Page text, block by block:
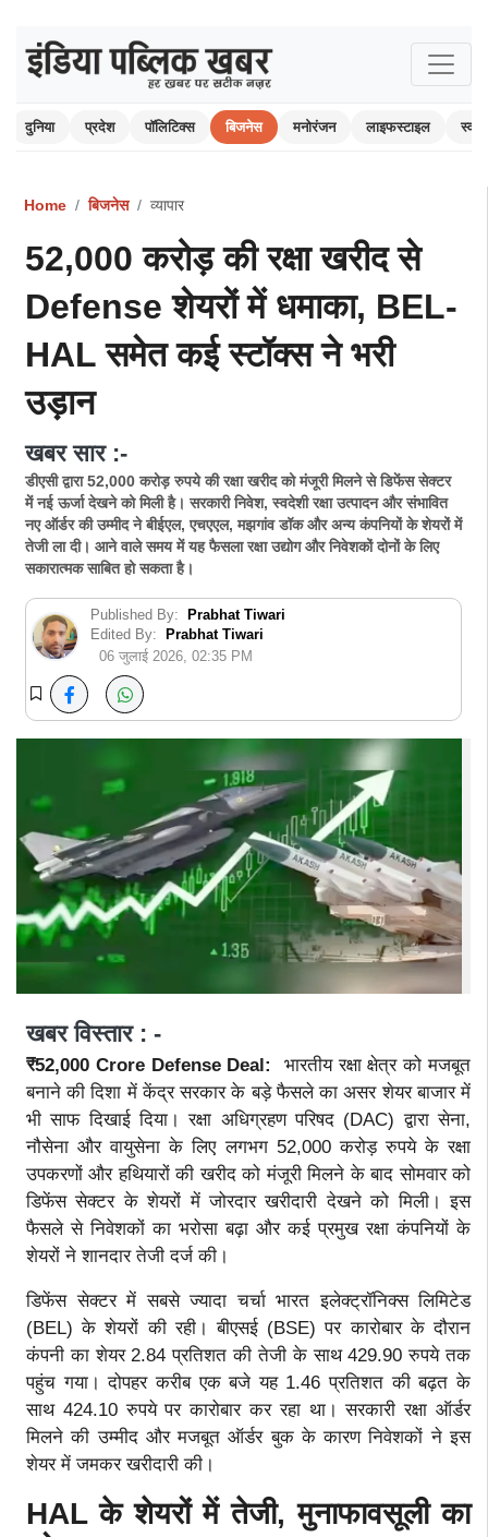
दुनिया प्रदेश पॉलिटिक्स बिजनेस मनोरंजन लाइफस्टाइल
Home बिजनेस व्यापार
52,000 करोड़ की रक्षा खरीद से
Defense शेयरों में धमाका, BEL-
HAL समेत कई स्टॉक्स ने भरी
उड़ान
खबर सार :-
डीएसी द्वारा 52,000 करोड़ रुपये की रक्षा खरीद को मंजूरी मिलने से डिफेंस सेक्टर
में नई ऊर्जा देखने को मिली है। सरकारी निवेश, स्वदेशी रक्षा उत्पादन और संभावित
नए ऑर्डर की उम्मीद ने बीईएल, एचएएल, मझगांव डॉक और अन्य कंपनियों के शेयरों में
तेजी ला दी। आने वाले समय में यह फैसला रक्षा उद्योग और निवेशकों दोनों के लिए
सकारात्मक साबित हो सकता है।
Published By:
Prabhat Tiwari
Edited By:
Prabhat Tiwari
06 जुलाई 2026, 02:35 PM
खबर विस्तार : -
₹52,000 Crore Defense Deal: भारतीय रक्षा क्षेत्र को मजबूत
बनाने की दिशा में केंद्र सरकार के बड़े फैसले का असर शेयर बाजार में
भी साफ दिखाई दिया। रक्षा अधिग्रहण परिषद (DAC) द्वारा सेना,
नौसेना और वायुसेना के लिए लगभग 52,000 करोड़ रुपये के रक्षा
उपकरणों और हथियारों की खरीद को मंजूरी मिलने के बाद सोमवार को
डिफेंस सेक्टर के शेयरों में जोरदार खरीदारी देखने को मिली। इस
फैसले से निवेशकों का भरोसा बढ़ा और कई प्रमुख रक्षा कंपनियों के
शेयरों ने शानदार तेजी दर्ज की।
डिफेंस सेक्टर में सबसे ज्यादा चर्चा भारत इलेक्ट्रॉनिक्स लिमिटेड
(BEL) के शेयरों की रही। बीएसई (BSE) पर कारोबार के दौरान
कंपनी का शेयर 2.84 प्रतिशत की तेजी के साथ 429.90 रुपये तक
पहुंच गया। दोपहर करीब एक बजे यह 1.46 प्रतिशत की बढ़त के
साथ 424.10 रुपये पर कारोबार कर रहा था। सरकारी रक्षा ऑर्डर
मिलने की उम्मीद और मजबूत ऑर्डर बुक के कारण निवेशकों ने इस
शेयर में जमकर खरीदारी की।
HAL के शेयरों में तेजी, मुनाफावसूली का